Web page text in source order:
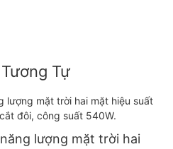
Tự
lượng mặt trời hai